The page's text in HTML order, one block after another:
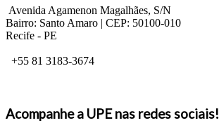
Avenida Agamenon Magalhães, S/N
Bairro: Santo Amaro | CEP: 50100-010
Recife - PE
+55 81 3183-3674
Acompanhe a UPE nas redes sociais!